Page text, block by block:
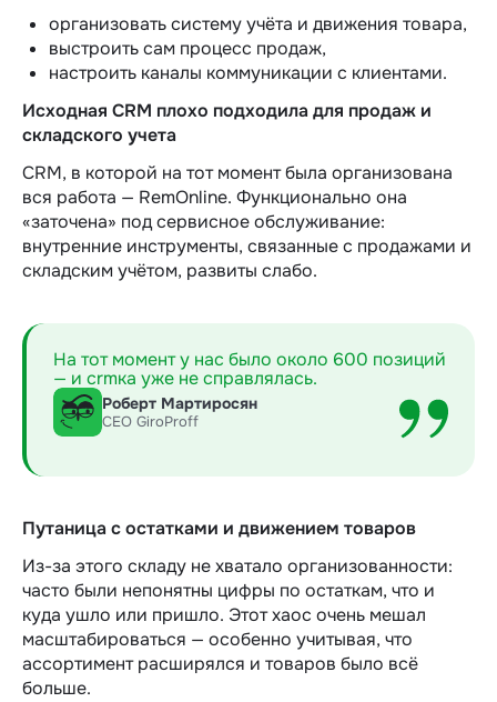
организовать систему учёта и движения товара,
выстроить сам процесс продаж,
настроить каналы коммуникации с клиентами.
Исходная CRM плохо подходила для продаж и
складского учета
CRM, в которой на тот момент была организована
вся работа — RemOnline. Функционально она
«заточена» под сервисное обслуживание:
внутренние инструменты, связанные с продажами и
складским учётом, развиты слабо.
На тот момент у нас было около 600 позиций
— и crmка уже не справлялась.
Роберт Мартиросян
СЕО GiroProff
Путаница с остатками и движением товаров
Из-за этого складу не хватало организованности:
часто были непонятны цифры по остаткам, что и
куда ушло или пришло. Этот хаос очень мешал
масштабироваться — особенно учитывая, что
ассортимент расширялся и товаров было всё
больше.